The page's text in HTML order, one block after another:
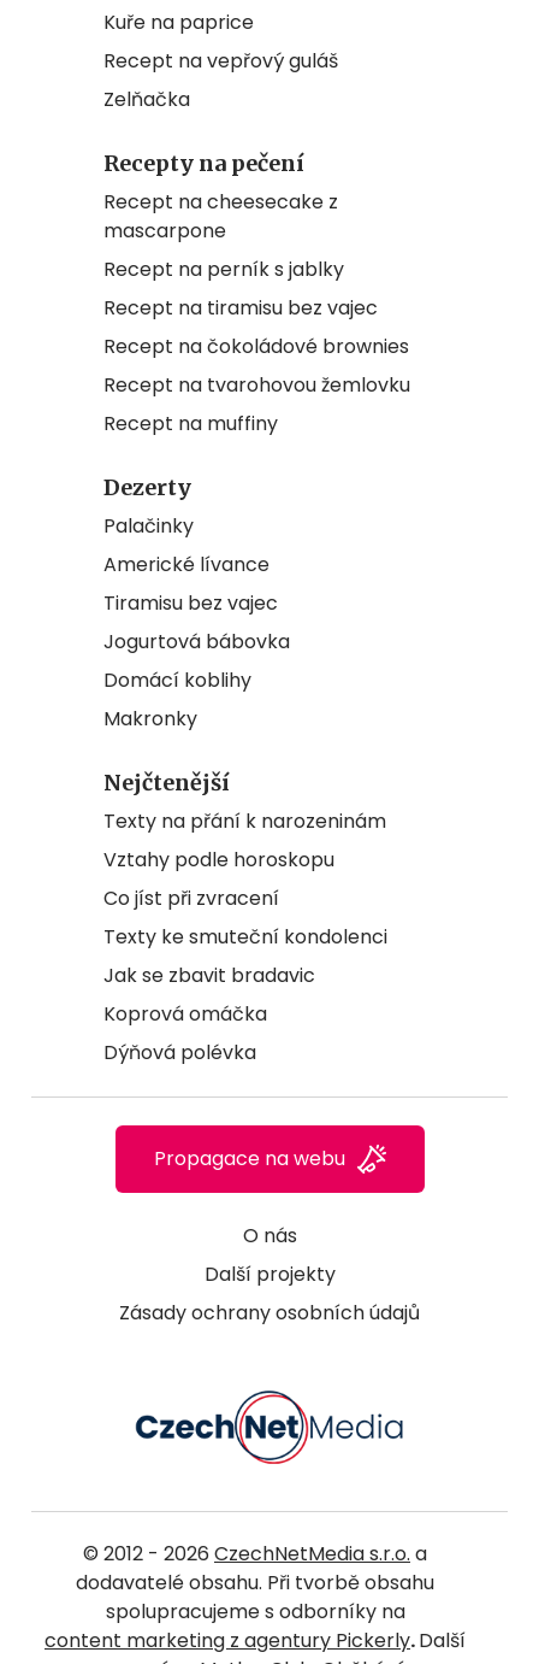
Kuře na paprice
Recept na vepřový guláš
Zelňačka
Recepty na pečení
Recept na cheesecake z
mascarpone
Recept na perník s jablky
Recept na tiramisu bez vajec
Recept na čokoládové brownies
Recept na tvarohovou žemlovku
Recept na muffiny
Dezerty
Palačinky
Americké lívance
Tiramisu bez vajec
Jogurtová bábovka
Domácí koblihy
Makronky
Nejčtenější
Texty na přání k narozeninám
Vztahy podle horoskopu
Co jíst při zvracení
Texty ke smuteční kondolenci
Jak se zbavit bradavic
Koprová omáčka
Dýňová polévka
O nás
Další projekty
Zásady ochrany osobních údajů
Propagace na webu
© 2012 - 2026 CzechNetMedia s.r.o. a
dodavatelé obsahu. Při tvorbě obsahu
spolupracujeme s odborníky na
content marketing z agentury Pickerly.Další